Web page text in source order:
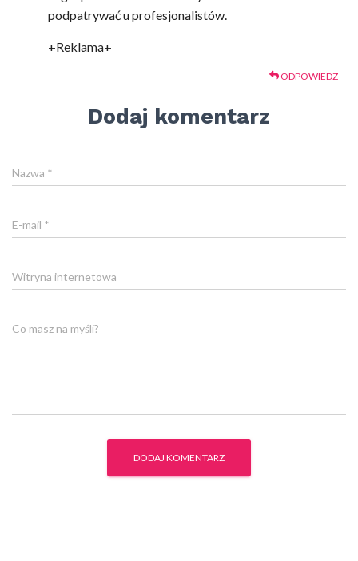
podpatrywać u profesjonalistów.
+Reklama+
ODPOWIEDZ
Dodaj komentarz
Nazwa *
E-mail *
Witryna internetowa
Co masz na myśli?